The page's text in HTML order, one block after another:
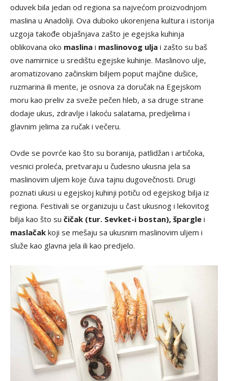
oduvek bila jedan od regiona sa najvećom proizvodnjom
maslina u Anadoliji. Ova duboko ukorenjena kultura i istorija
uzgoja takođe objašnjava zašto je egejska kuhinja
oblikovana oko maslina i maslinovog ulja i zašto su baš
ove namirnice u središtu egejske kuhinje. Maslinovo ulje,
aromatizovano začinskim biljem poput majčine dušice,
ruzmarina ili mente, je osnova za doručak na Egejskom
moru kao preliv za sveže pečen hleb, a sa druge strane
dodaje ukus, zdravlje i lakoću salatama, predjelima i
glavnim jelima za ručak i večeru.
Ovde se povrće kao što su boranija, patlidžan i artičoka,
vesnici proleća, pretvaraju u čudesno ukusna jela sa
maslinovim uljem koje čuva tajnu dugovečnosti. Drugi
poznati ukusi u egejskoj kuhinji potiču od egejskog bilja iz
regiona. Festivali se organizuju u čast ukusnog i lekovitog
bilja kao što su čičak (tur. Sevket-i bostan), špargle i
maslačak koji se mešaju sa ukusnim maslinovim uljem i
služe kao glavna jela ili kao predjelo.